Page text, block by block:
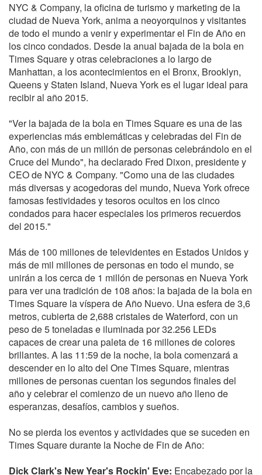
NYC & Company, la oficina de turismo y marketing de la
ciudad de Nueva York, anima a neoyorquinos y visitantes
de todo el mundo a venir y experimentar el Fin de Año en
los cinco condados. Desde la anual bajada de la bola en
Times Square y otras celebraciones a lo largo de
Manhattan, a los acontecimientos en el Bronx, Brooklyn,
Queens y Staten Island, Nueva York es el lugar ideal para
recibir al año 2015.
"Ver la bajada de la bola en Times Square es una de las
experiencias más emblemáticas y celebradas del Fin de
Año, con más de un millón de personas celebrándolo en el
Cruce del Mundo", ha declarado Fred Dixon, presidente y
CEO de NYC & Company. "Como una de las ciudades
más diversas y acogedoras del mundo, Nueva York ofrece
famosas festividades y tesoros ocultos en los cinco
condados para hacer especiales los primeros recuerdos
del 2015."
Más de 100 millones de televidentes en Estados Unidos y
más de mil millones de personas en todo el mundo, se
unirán a los cerca de 1 millón de personas en Nueva York
para ver una tradición de 108 años: la bajada de la bola en
Times Square la víspera de Año Nuevo. Una esfera de 3,6
metros, cubierta de 2,688 cristales de Waterford, con un
peso de 5 toneladas e iluminada por 32.256 LEDs
capaces de crear una paleta de 16 millones de colores
brillantes. A las 11:59 de la noche, la bola comenzará a
descender en lo alto del One Times Square, mientras
millones de personas cuentan los segundos finales del
año y celebrar el comienzo de un nuevo año lleno de
esperanzas, desafíos, cambios y sueños.
No se pierda los eventos y actividades que se suceden en
Times Square durante la Noche de Fin de Año:
Dick Clark's New Year's Rockin' Eve: Encabezado por la